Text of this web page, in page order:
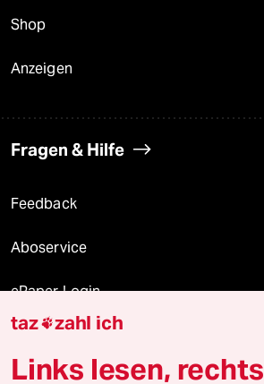
Shop
Anzeigen
Fragen & Hilfe
Feedback
Aboservice
ePaper Login
Downloads für Abonnierende
taz zahl ich
Links lesen, rechts